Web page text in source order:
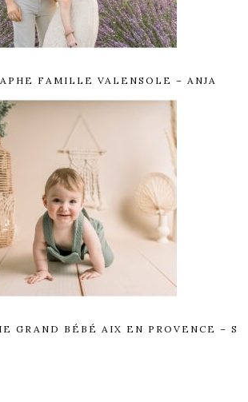
FAMILLE VALENSOLE – ANJA
GRAND BÉBÉ AIX EN PROVENCE – S